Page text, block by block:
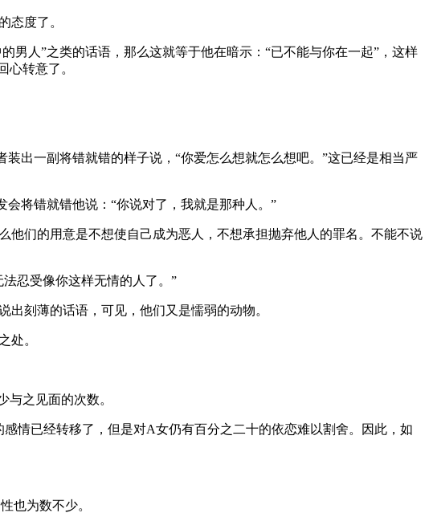
态度了。
男人”之类的话语，那么这就等于他在暗示：“已不能与你在一起”，这样
心转意了。
出一副将错就错的样子说，“你爱怎么想就怎么想吧。”这已经是相当严
将错就错他说：“你说对了，我就是那种人。”
们的用意是不想使自己成为恶人，不想承担抛弃他人的罪名。不能不说
忍受像你这样无情的人了。”
刻薄的话语，可见，他们又是懦弱的动物。
处。
之见面的次数。
情已经转移了，但是对A女仍有百分之二十的依恋难以割舍。因此，如
也为数不少。